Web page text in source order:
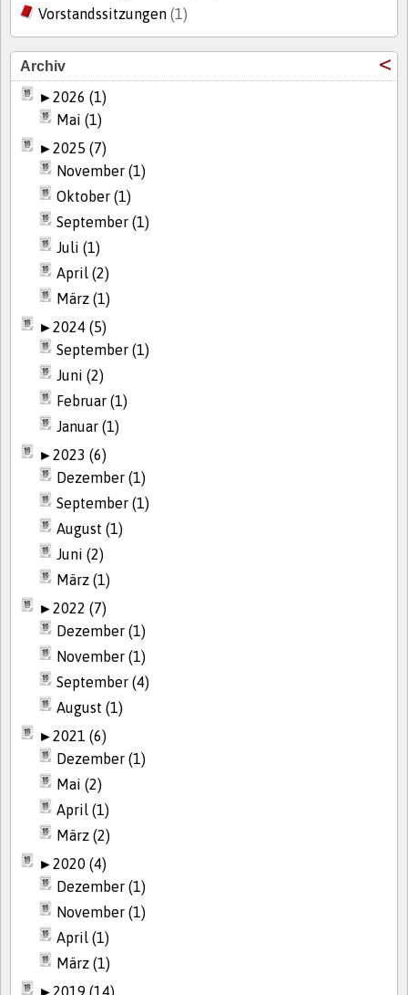
Vorstandssitzungen (1)
Archiv
►2026 (1)
Mai (1)
►2025 (7)
November (1)
Oktober (1)
September (1)
Juli (1)
April (2)
März (1)
►2024 (5)
September (1)
Juni (2)
Februar (1)
Januar (1)
►2023 (6)
Dezember (1)
September (1)
August (1)
Juni (2)
März (1)
►2022 (7)
Dezember (1)
November (1)
September (4)
August (1)
►2021 (6)
Dezember (1)
Mai (2)
April (1)
März (2)
►2020 (4)
Dezember (1)
November (1)
April (1)
März (1)
►2019 (14)